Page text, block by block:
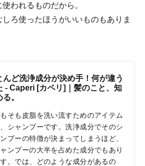
われるものだから。
ろ使ったほうがいいものもありま
んど洗浄成分が決め手！何が違う
- Caperi [カペリ]｜髪のこと、知
。
そも皮脂を洗い流すためのアイテム
シャンプーです。洗浄成分でそのシ
プーの特徴が決まってしまうほど、
ンプーの大半を占めた成分でもあり
す。では、どのような成分があるの